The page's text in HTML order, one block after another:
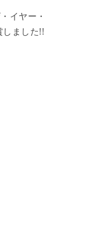
イヤー・
しました!!